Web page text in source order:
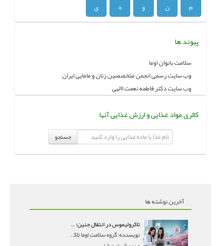
م
ن و ه ی
پیوند ها
سلامت بانوان اوما
وب سایت رسمی انجمن متخصصین زنان و مامایی ایران
وب سایت دکتر فاطمه نعمت االهی
کالری مواد غذایی و ارزش غذایی آنها
جستجو
آخرین نوشته ها
تاکرولیموس در انتقال جنین؛ آیا شانس لانه‌گزینی را افزایش می‌دهد؟
نویسنده: گروه سلامت اوما تاکرولیموس در انتقال جنین